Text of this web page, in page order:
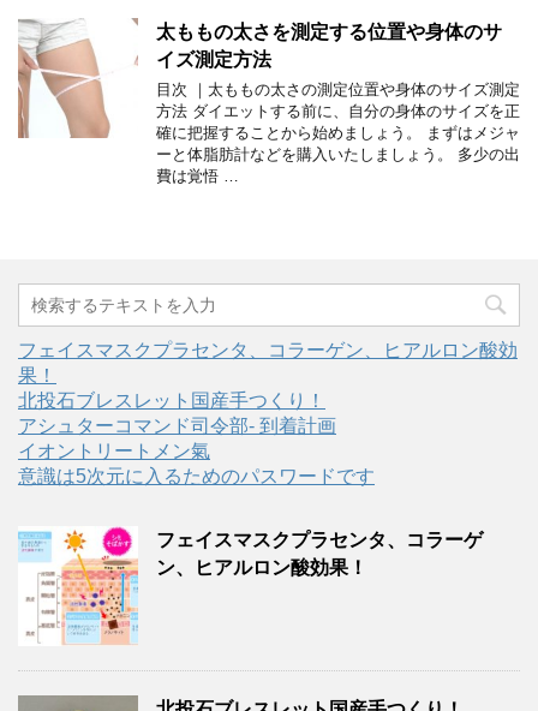
太ももの太さを測定する位置や身体のサ
イズ測定方法
目次 ｜太ももの太さの測定位置や身体のサイズ測定
方法 ダイエットする前に、自分の身体のサイズを正
確に把握することから始めましょう。 まずはメジャ
ーと体脂肪計などを購入いたしましょう。 多少の出
費は覚悟 …
フェイスマスクプラセンタ、コラーゲン、ヒアルロン酸効
果！
北投石ブレスレット国産手つくり！
アシュターコマンド司令部- 到着計画
イオントリートメン氣
意識は5次元に入るためのパスワードです
フェイスマスクプラセンタ、コラーゲ
ン、ヒアルロン酸効果！